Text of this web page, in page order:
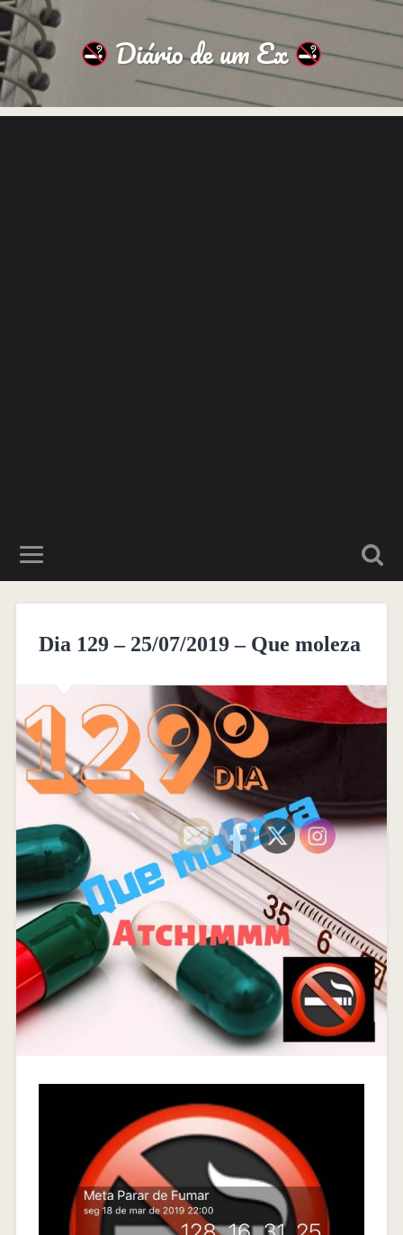
Diário de um Ex
Dia 129 – 25/07/2019 – Que moleza